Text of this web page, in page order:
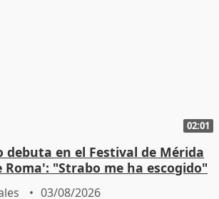
02:01
debuta en el Festival de Mérida
Roma': "Strabo me ha escogido"
03/08/2026